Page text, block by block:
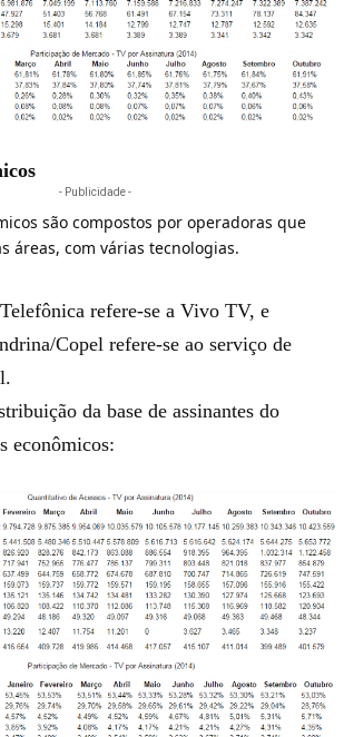
- Publicidade -
são compostos por operadoras que
áreas, com várias tecnologias.
refere-se a Vivo TV, e
Copel refere-se ao serviço de
da base de assinantes do
econômicos: